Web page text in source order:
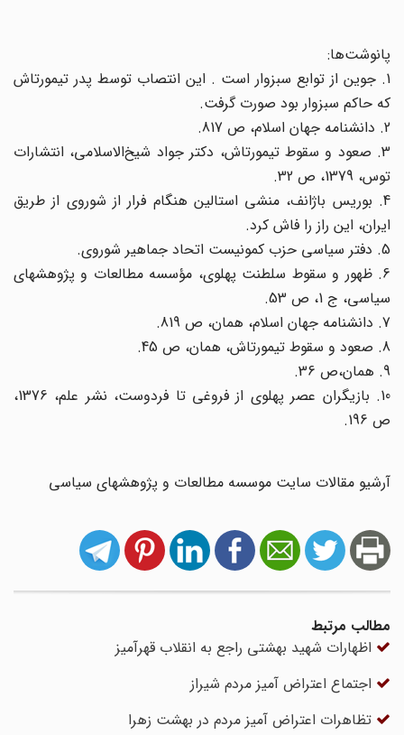
پانوشت‌ها:
1. جوین از توابع سبزوار است . این انتصاب توسط پدر تیمورتاش
که حاکم سبزوار بود صورت گرفت.
3. صعود و سقوط تیمورتاش، دکتر جواد شیخ‌الاسلامی، انتشارات
توس، 1379، ص 32.
4. بوریس باژانف، منشی استالین هنگام فرار از شوروی از طریق
ایران، این راز را فاش کرد.
6. ظهور و سقوط سلطنت پهلوی، مؤسسه مطالعات و پژوهشهای
سیاسی، ج 1، ص 53.
10. بازیگران عصر پهلوی از فروغی تا فردوست، نشر علم، 1376،
ص 196.
آرشیو مقالات سایت موسسه مطالعات و پژوهشهای سیاسی
مطالب مرتبط
اظهارات شهید بهشتی راجع به انقلاب قهر‌آمیز
اجتماع اعتراض آمیز مردم شیراز
تظاهرات اعتراض آمیز مردم در بهشت زهرا